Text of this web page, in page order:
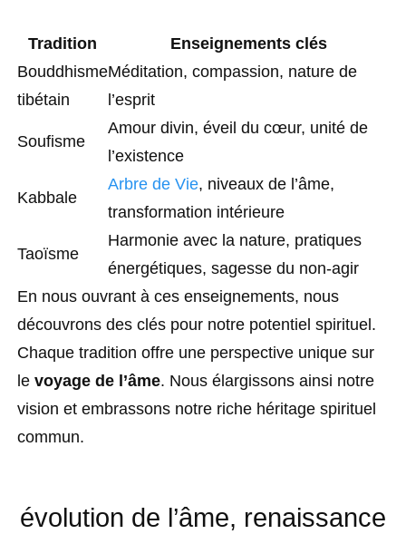
Tradition
Enseignements clés
Bouddhisme
tibétain
Méditation, compassion, nature de
l’esprit
Soufisme
Amour divin, éveil du cœur, unité de
l’existence
Kabbale
Arbre de Vie, niveaux de l’âme,
transformation intérieure
Taoïsme
Harmonie avec la nature, pratiques
énergétiques, sagesse du non-agir
En nous ouvrant à ces enseignements, nous
découvrons des clés pour notre potentiel spirituel.
Chaque tradition offre une perspective unique sur
le voyage de l’âme. Nous élargissons ainsi notre
vision et embrassons notre riche héritage spirituel
commun.
évolution de l’âme, renaissance